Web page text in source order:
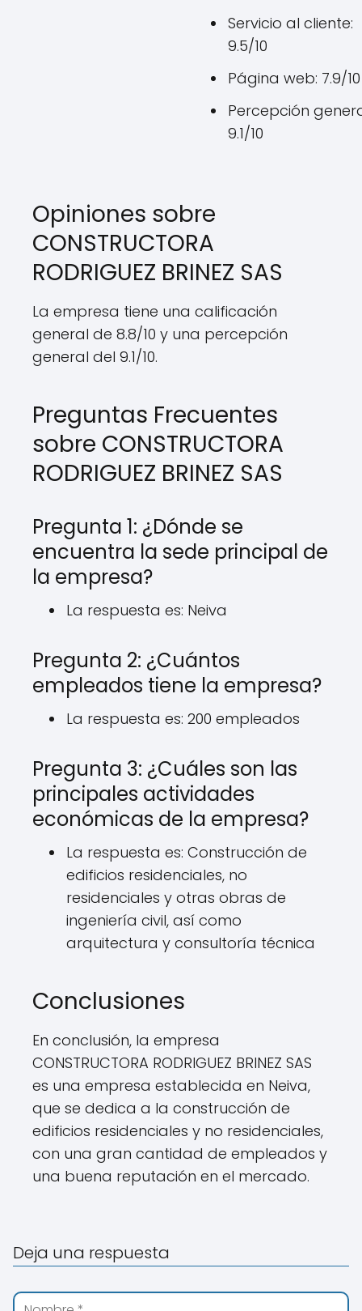
Servicio al cliente:
9.5/10
Página web: 7.9/10
Percepción
9.1/10
Opiniones sobre
CONSTRUCTORA
RODRIGUEZ BRINEZ SAS
La empresa tiene una calificación
general de 8.8/10 y una percepción
general del 9.1/10.
Preguntas Frecuentes
sobre CONSTRUCTORA
RODRIGUEZ BRINEZ SAS
Pregunta 1: ¿Dónde se
encuentra la sede principal de
la empresa?
La respuesta es: Neiva
Pregunta 2: ¿Cuántos
empleados tiene la empresa?
La respuesta es: 200 empleados
Pregunta 3: ¿Cuáles son las
principales actividades
económicas de la empresa?
La respuesta es: Construcción de
edificios residenciales, no
residenciales y otras obras de
ingeniería civil, así como
arquitectura y consultoría técnica
Conclusiones
En conclusión, la empresa
CONSTRUCTORA RODRIGUEZ BRINEZ SAS
es una empresa establecida en Neiva,
que se dedica a la construcción de
edificios residenciales y no residenciales,
con una gran cantidad de empleados y
una buena reputación en el mercado.
Deja una respuesta